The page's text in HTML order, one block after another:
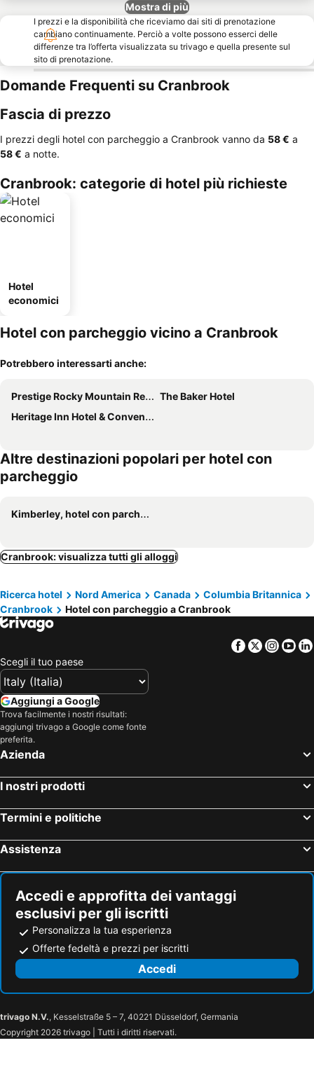
Mostra di più
I prezzi e la disponibilità che riceviamo dai siti di prenotazione
cambiano continuamente. Perciò a volte possono esserci delle
differenze tra l’offerta visualizzata su trivago e quella presente sul
sito di prenotazione.
Domande Frequenti su Cranbrook
Fascia di prezzo
I prezzi degli hotel con parcheggio a Cranbrook vanno da ‎58 € a
‎58 € a notte.
Cranbrook: categorie di hotel più richieste
Hotel
economici
Hotel con parcheggio vicino a Cranbrook
Potrebbero interessarti anche:
Prestige Rocky Mountain Resort Cranbrook, WorldHotels Crafted
The Baker Hotel
Heritage Inn Hotel & Convention Centre Cranbrook
Altre destinazioni popolari per hotel con
parcheggio
Kimberley, hotel con parcheggio
Cranbrook: visualizza tutti gli alloggi
Ricerca hotel Nord America Canada
Columbia Britannica
Cranbrook
Hotel con parcheggio a Cranbrook
Facebook
Twitter
Scegli il tuo paese
Aggiungi a Google
Trova facilmente i nostri risultati:
aggiungi trivago a Google come fonte
preferita.
Azienda
I nostri prodotti
Termini e politiche
Assistenza
Accedi e approfitta dei vantaggi
esclusivi per gli iscritti
Personalizza la tua esperienza
Offerte fedeltà e prezzi per iscritti
Accedi
trivago N.V., Kesselstraße 5 – 7, 40221 Düsseldorf, Germania
Copyright 2026 trivago | Tutti i diritti riservati.